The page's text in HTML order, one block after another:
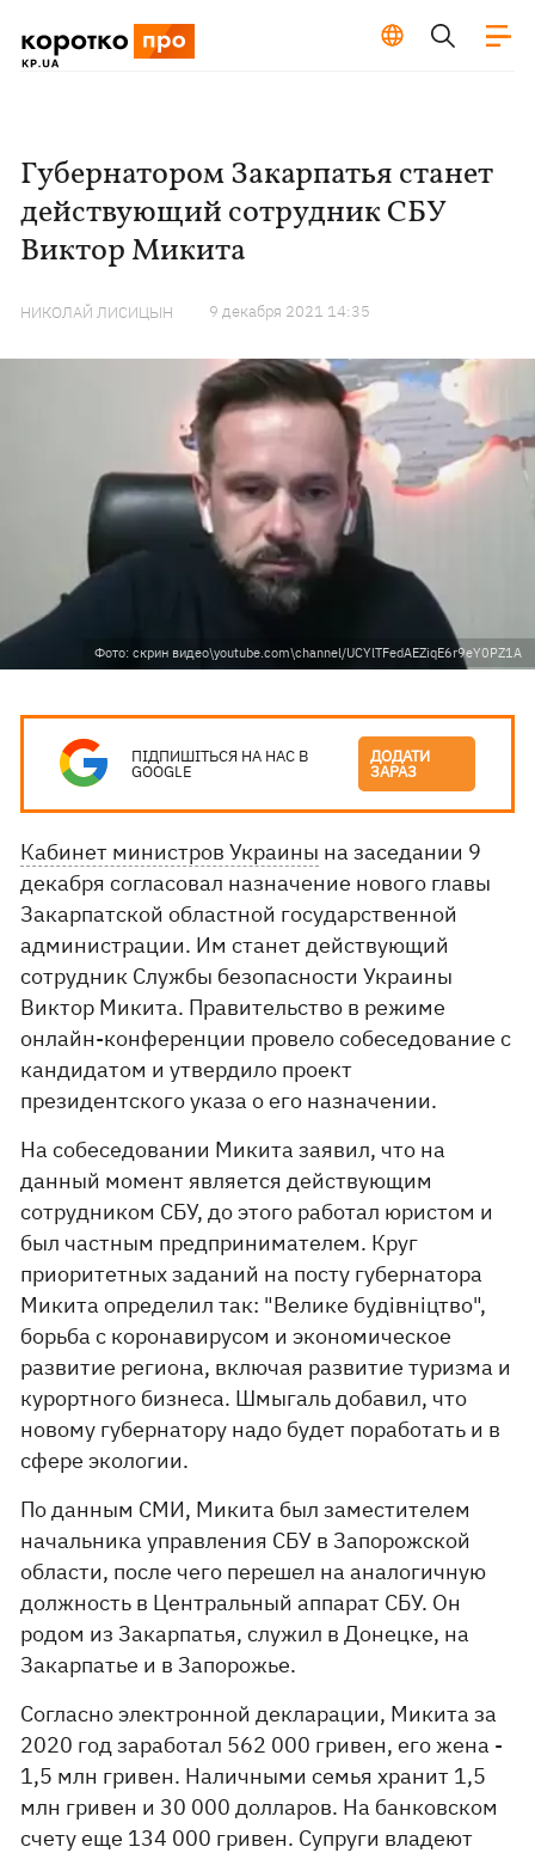
Губернатором Закарпатья станет
действующий сотрудник СБУ
Виктор Микита
НИКОЛАЙ ЛИСИЦЫН 9 декабря 2021 14:35
Фото: скрин видео\youtube.com\channel/UCYlTFedAEZiqE6r9eY0PZ1A
ПІДПИШІТЬСЯ НА НАС В
GOOGLE
ДОДАТИ
ЗАРАЗ
Кабинет министров Украины на заседании 9
декабря согласовал назначение нового главы
Закарпатской областной государственной
администрации. Им станет действующий
сотрудник Службы безопасности Украины
Виктор Микита. Правительство в режиме
онлайн-конференции провело собеседование с
кандидатом и утвердило проект
президентского указа о его назначении.
На собеседовании Микита заявил, что на
данный момент является действующим
сотрудником СБУ, до этого работал юристом и
был частным предпринимателем. Круг
приоритетных заданий на посту губернатора
Микита определил так: "Велике будівніцтво",
борьба с коронавирусом и экономическое
развитие региона, включая развитие туризма и
курортного бизнеса. Шмыгаль добавил, что
новому губернатору надо будет поработать и в
сфере экологии.
По данным СМИ, Микита был заместителем
начальника управления СБУ в Запорожской
области, после чего перешел на аналогичную
должность в Центральный аппарат СБУ. Он
родом из Закарпатья, служил в Донецке, на
Закарпатье и в Запорожье.
Согласно электронной декларации, Микита за
2020 год заработал 562 000 гривен, его жена -
1,5 млн гривен. Наличными семья хранит 1,5
млн гривен и 30 000 долларов. На банковском
счету еще 134 000 гривен. Супруги владеют